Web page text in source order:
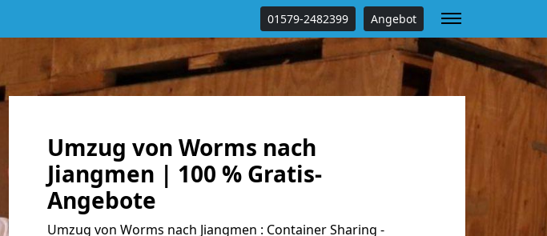
01579-2482399 Angebot
Umzug von Worms nach
Jiangmen | 100 % Gratis-
Angebote
Umzug von Worms nach Jiangmen : Container Sharing -